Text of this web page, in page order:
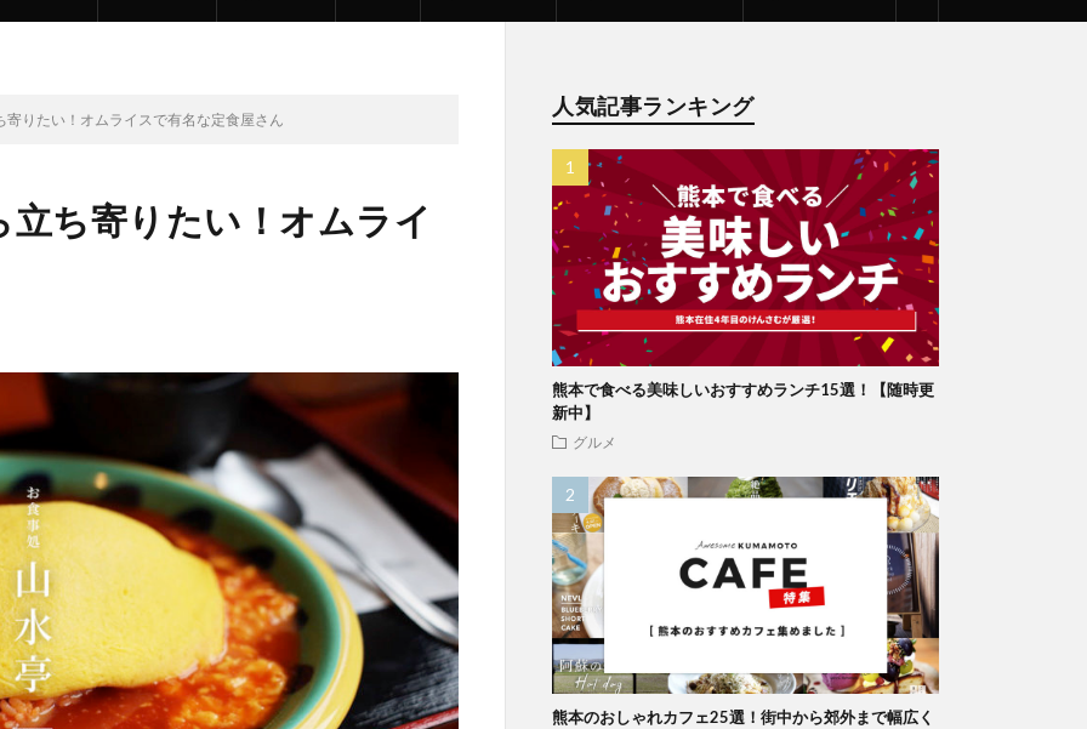
りたい！オムライスで有名な定食屋さん
ち寄りたい！オムライ
人気記事ランキング
熊本で食べる美味しいおすすめランチ15選！【随時更
新中】
グルメ
熊本のおしゃれカフェ25選！街中から郊外まで幅広く